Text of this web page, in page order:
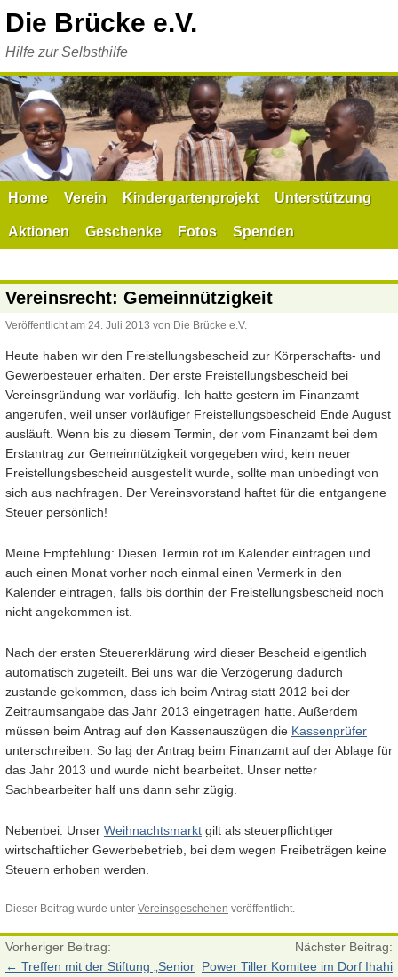
Inhalt
Die Brücke e.V.
Hilfe zur Selbsthilfe
Home Verein Kindergartenprojekt Unterstützung
Aktionen Geschenke Fotos Spenden
Vereinsrecht: Gemeinnützigkeit
Veröffentlicht am 24. Juli 2013 von Die Brücke e.V.
Heute haben wir den Freistellungsbescheid zur Körperschafts- und
Gewerbesteuer erhalten. Der erste Freistellungsbescheid bei
Vereinsgründung war vorläufig. Ich hatte gestern im Finanzamt
angerufen, weil unser vorläufiger Freistellungsbescheid Ende August
ausläuft. Wenn bis zu diesem Termin, der vom Finanzamt bei dem
Erstantrag zur Gemeinnützigkeit vorgegeben wird, kein neuer
Freistellungsbescheid ausgestellt wurde, sollte man unbedingt von
sich aus nachfragen. Der Vereinsvorstand haftet für die entgangene
Steuer persönlich!
Meine Empfehlung: Diesen Termin rot im Kalender eintragen und
auch einen Monat vorher noch einmal einen Vermerk in den
Kalender eintragen, falls bis dorthin der Freistellungsbescheid noch
nicht angekommen ist.
Nach der ersten Steuererklärung wird dieser Bescheid eigentlich
automatisch zugeteilt. Bei uns war die Verzögerung dadurch
zustande gekommen, dass ich beim Antrag statt 2012 bei der
Zeitraumsangabe das Jahr 2013 eingetragen hatte. Außerdem
müssen beim Antrag auf den Kassenauszügen die Kassenprüfer
unterschreiben. So lag der Antrag beim Finanzamt auf der Ablage für
das Jahr 2013 und wurde nicht bearbeitet. Unser netter
Sachbearbeiter half uns dann sehr zügig.
Nebenbei: Unser Weihnachtsmarkt gilt als steuerpflichtiger
wirtschaftlicher Gewerbebetrieb, bei dem wegen Freibeträgen keine
Steuern erhoben werden.
Dieser Beitrag wurde unter Vereinsgeschehen veröffentlicht.
Vorheriger Beitrag:
← Treffen mit der Stiftung „Senior
Nächster Beitrag:
Power Tiller Komitee im Dorf Ihahi